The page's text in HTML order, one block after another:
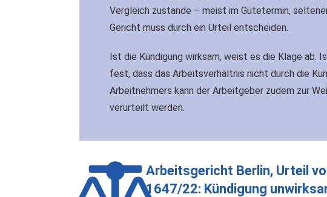
Vergleich zustande – meist im Gütetermin,
Gericht muss durch ein Urteil entscheiden.
Ist die Kündigung wirksam, weist es die Klage ab.
fest, dass das Arbeitsverhältnis nicht durch die
Arbeitnehmers kann der Arbeitgeber zudem zur
verurteilt werden.
Arbeitsgericht Berlin, Urteil
1647/22: Kündigung